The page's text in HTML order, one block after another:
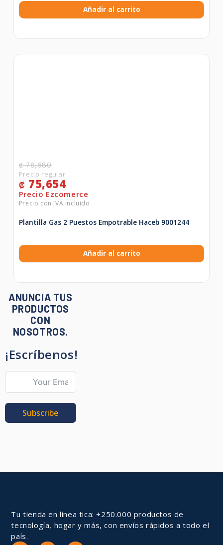
Añadir al carrito
₡78,680
₡ 75,654
Plantilla Gas 2 Puestos Empotrable Haceb 9001244
Añadir al carrito
ANUNCIA TUS
PRODUCTOS
CON
NOSOTROS.
¡Escríbenos!
Subscribe
Tu tienda en línea tica: +250.000 productos de
tecnología, hogar y más, con envíos rápidos a todo el
país.